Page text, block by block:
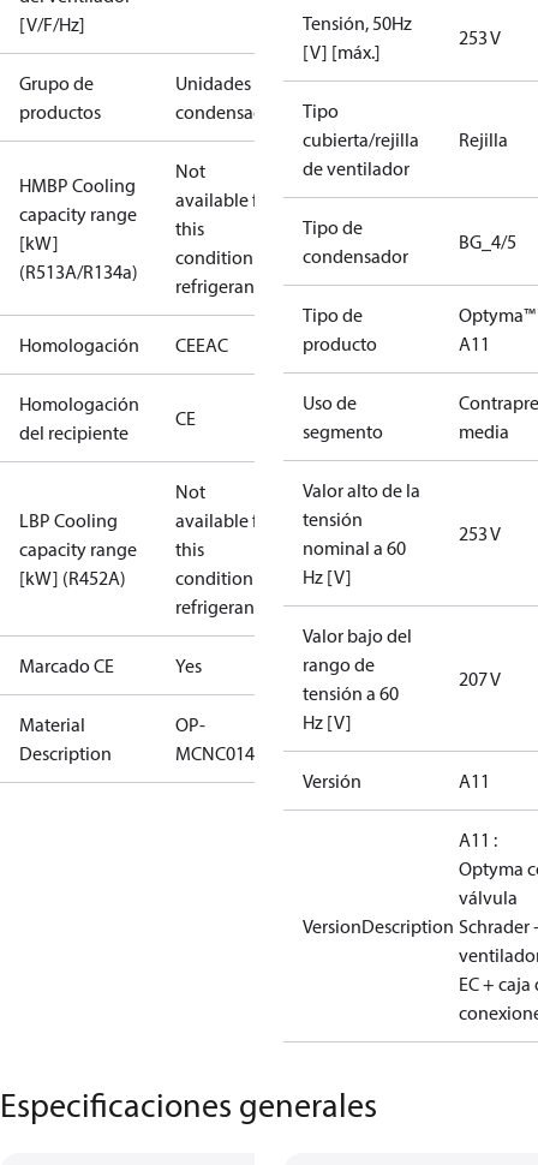
[V/F/Hz]
Grupo de
productos
Unidades
condensadoras
HMBP Cooling
capacity range
[kW]
(R513A/R134a)
Not
available for
this
condition /
refrigerant
Homologación CEEAC
Homologación
del recipiente
CE
LBP Cooling
capacity range
[kW] (R452A)
Not
available for
this
condition /
refrigerant
Marcado CE Yes
Material
Description
OP-
MCNC014NPA11G
Tensión, 50Hz
[V] [máx.]
253 V
Tipo
cubierta/rejilla
de ventilador
Rejilla
Tipo de
condensador
BG_4/5
Tipo de
producto
Optyma™
A11
Uso de
segmento
media
Valor alto de la
tensión
nominal a 60
Hz [V]
253 V
Valor bajo del
rango de
tensión a 60
Hz [V]
207 V
Versión A11
VersionDescription
A11 :
Optyma
válvula
Schrader
EC + caja
Especificaciones generales